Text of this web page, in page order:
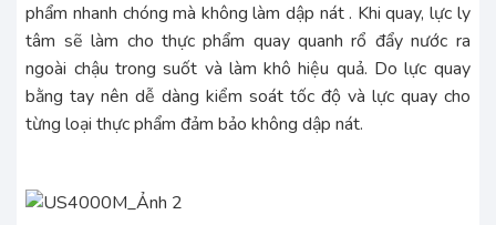
phẩm nhanh chóng mà không làm dập nát . Khi quay, lực ly
tâm sẽ làm cho thực phẩm quay quanh rổ đẩy nước ra
ngoài chậu trong suốt và làm khô hiệu quả. Do lực quay
bằng tay nên dễ dàng kiểm soát tốc độ và lực quay cho
từng loại thực phẩm đảm bảo không dập nát.